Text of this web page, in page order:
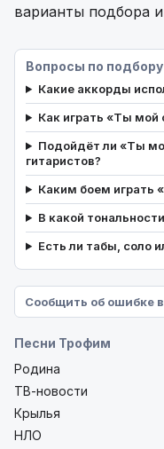
Песни Трофим
Родина
ТВ-новости
Крылья
НЛО
Сообщить об ошибке
варианты подбора
Вопросы по подбору
Какие аккорды
Как играть «Ты мой
Подойдёт ли «Ты
гитаристов?
Каким боем играть
В какой
Есть ли табы, соло